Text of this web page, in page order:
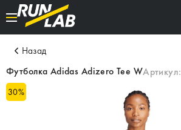
Назад
Футболка Adidas Adizero Tee WАртикул:
30%